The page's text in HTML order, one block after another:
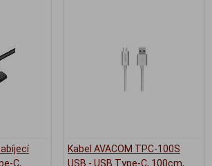
C,
Kabel AVACOM TPC-100S
USB - USB Type-C, 100cm,